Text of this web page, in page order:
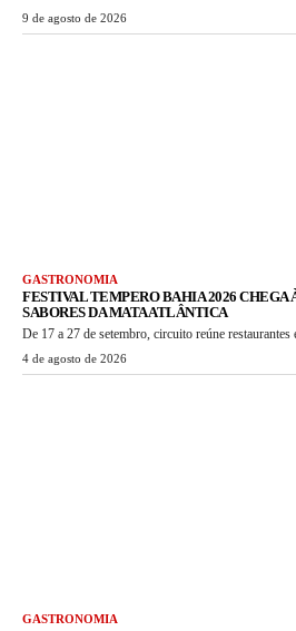
9 de agosto de 2026
GASTRONOMIA
FESTIVAL TEMPERO BAHIA 2026 CHEGA
SABORES DA MATA ATLÂNTICA
De 17 a 27 de setembro, circuito reúne restaurantes
4 de agosto de 2026
GASTRONOMIA